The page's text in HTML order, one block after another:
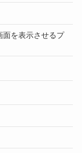
面を表示させるプ